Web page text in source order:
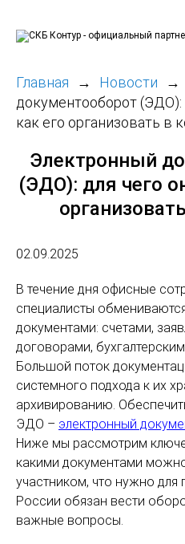
Главная Новости
документооборот (ЭДО):
как его организовать в
Электронный
(ЭДО): для чего
02.09.2025
В течение дня офисные
специалисты
документами: счетами,
договорами,
Большой поток
системного подхода к их
архивированию.
ЭДО – электронный
Ниже мы рассмотрим
какими документами
участником, что нужно для
России обязан вести
важные вопросы.